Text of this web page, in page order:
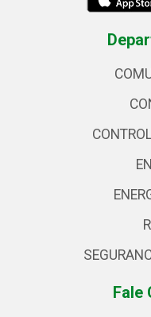
Fale